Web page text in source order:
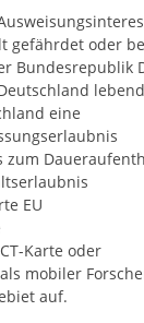
gefährdet oder
Bundesrepublik
eine
zum
EU
Karte oder
mobiler
auf.